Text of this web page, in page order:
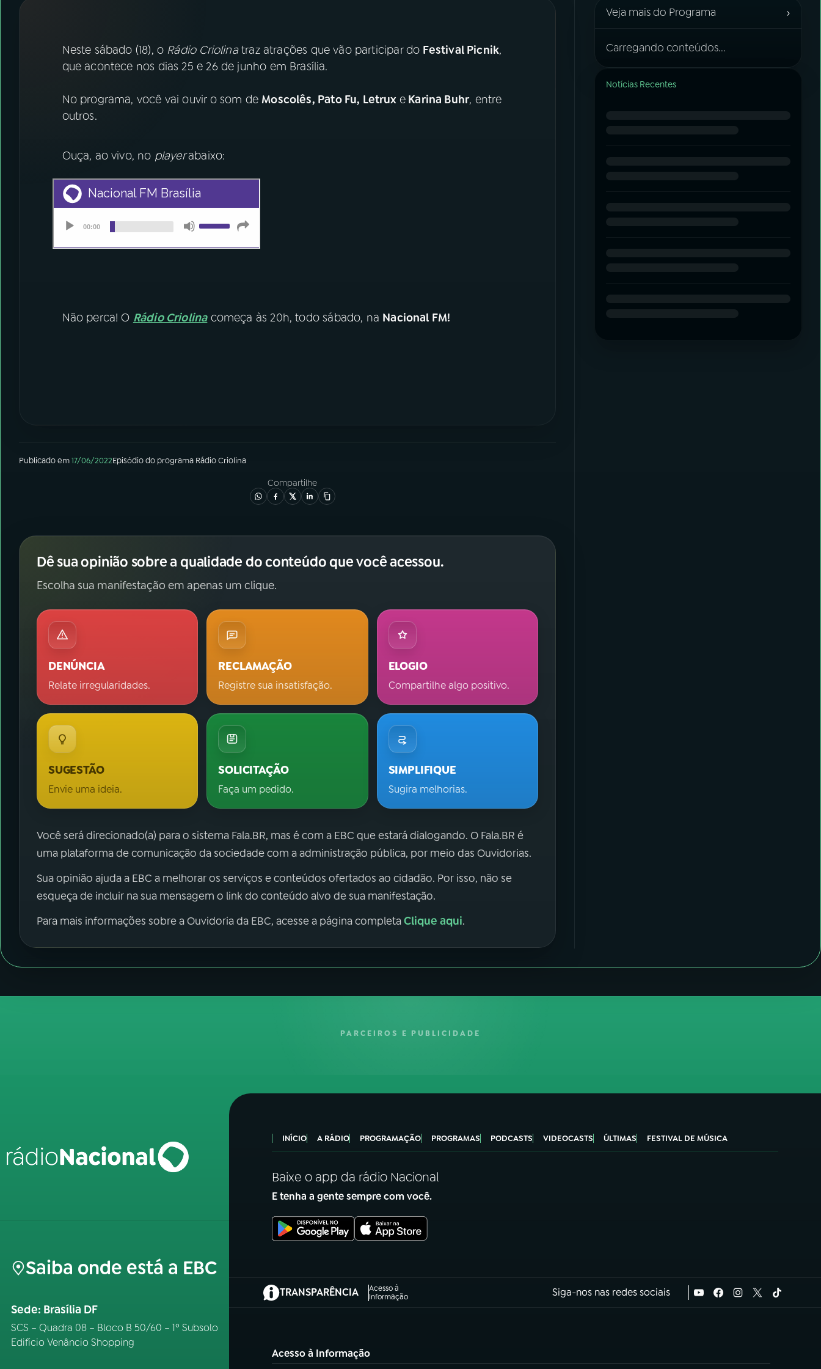
FESTIVAL DE MÚSICA
Neste sábado (18), o Rádio Criolinatraz atrações que vão participar do Festival Picnik,
que acontece nos dias 25 e 26 de junho em Brasília.
No programa, você vai ouvir o som de Moscolês, Pato Fu, Letrux e Karina Buhr, entre
outros.
Ouça, ao vivo, no playerabaixo:
Não perca! O Rádio Criolinacomeça às 20h, todo sábado, na Nacional FM!
Publicado em17/06/2022Episódiodo programa Rádio Criolina
Compartilhe
Dê sua opinião sobre a qualidade do conteúdo que você acessou.
Escolha sua manifestação em apenas um clique.
DENÚNCIA
Relate irregularidades.
RECLAMAÇÃO
Registre sua insatisfação.
ELOGIO
Compartilhe algo positivo.
SUGESTÃO
Envie uma ideia.
SOLICITAÇÃO
Faça um pedido.
SIMPLIFIQUE
Sugira melhorias.
Você será direcionado(a) para o sistema Fala.BR, mas é com a EBC que estará dialogando. O Fala.BR é
uma plataforma de comunicação da sociedade com a administração pública, por meio das Ouvidorias.
Sua opinião ajuda a EBC a melhorar os serviços e conteúdos ofertados ao cidadão. Por isso, não se
esqueça de incluir na sua mensagem o link do conteúdo alvo de sua manifestação.
Para mais informações sobre a Ouvidoria da EBC, acesse a página completaClique aqui.
Veja mais do Programa ›
Carregando conteúdos...
Notícias Recentes
PARCEIROS E PUBLICIDADE
Saiba onde está a EBC
Sede: Brasília DF
SCS – Quadra 08 – Bloco B 50/60 – 1º Subsolo
Edifício Venâncio Shopping
INÍCIO A RÁDIO PROGRAMAÇÃO PROGRAMAS PODCASTS VIDEOCASTS ÚLTIMAS FESTIVAL DE MÚSICA
Baixe o app da rádio Nacional
E tenha a gente sempre com você.
TRANSPARÊNCIA
Acesso à
Informação
(abre em nova aba) Siga-nos nas redes sociais
Acesso à Informação